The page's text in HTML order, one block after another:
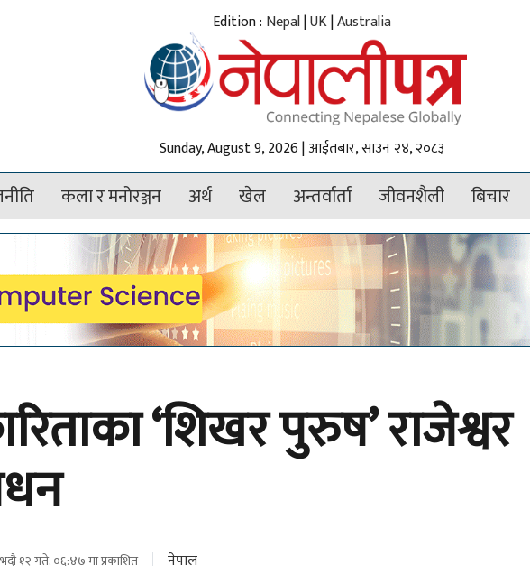
Edition : Nepal|UK|Australia
Sunday, August 9, 2026 | आईतबार, साउन २४, २०८३
कला र मनोरञ्जन अर्थ खेल अन्तर्वार्ता जीवनशैली बिचार
‘शिखर पुरुष’ राजेश्वर
१२ गते, ०६:४७ मा प्रकाशित नेपाल